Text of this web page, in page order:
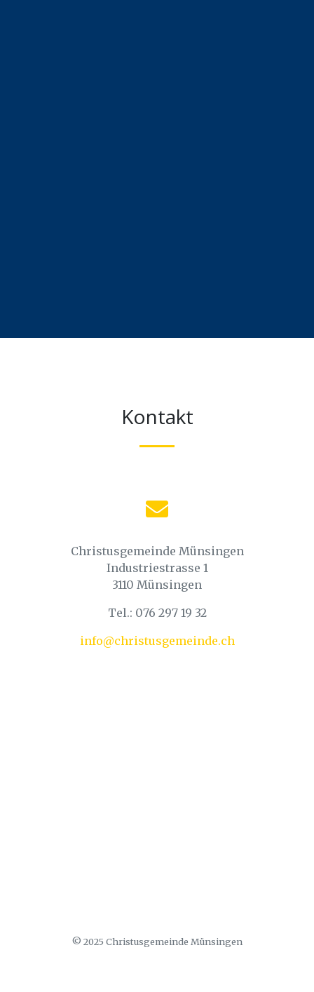
Kontakt
Christusgemeinde Münsingen
Industriestrasse 1
3110 Münsingen
Tel.: 076 297 19 32
info@christusgemeinde.ch
© 2025 Christusgemeinde Münsingen